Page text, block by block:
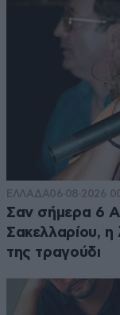
ΕΛΛΑΔΑ06·08·2026
Σαν σήμερα 6
Σακελλαρίου, η
της τραγούδι